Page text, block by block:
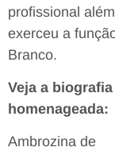
profissional
exerceu a
Branco.
Veja a
Ambrozina de